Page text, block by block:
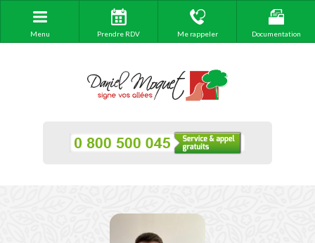
Menu Prendre RDV Me rappeler Documentation